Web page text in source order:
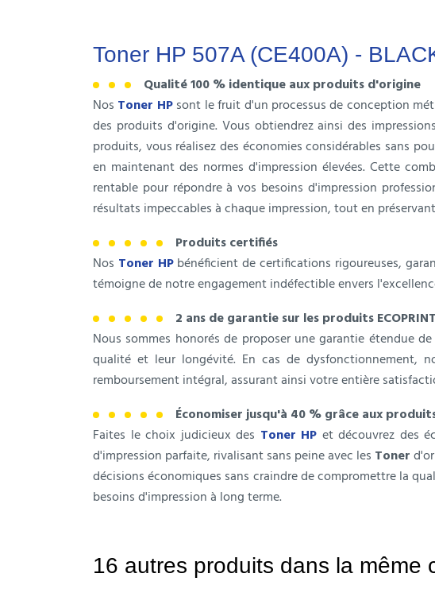
Toner HP 507A (CE400A) -
Qualité 100 % identique aux produits d'origine
Nos Toner HPsont le fruit d'un processus de conception
des produits d'origine. Vous obtiendrez ainsi des
produits, vous réalisez des économies considérables sans
en maintenant des normes d'impression élevées. Cette
rentable pour répondre à vos besoins d'impression
résultats impeccables à chaque impression, tout en
Produits certifiés
Nos Toner HPbénéficient de certifications rigoureuses,
témoigne de notre engagement indéfectible envers
2 ans de garantie sur les produits ECOPRINT
Nous sommes honorés de proposer une garantie étendue
qualité et leur longévité. En cas de dysfonctionnement,
remboursement intégral, assurant ainsi votre entière
Économiser jusqu'à 40 % grâce aux produits
Faites le choix judicieux des Toner HP et découvrez des
d'impression parfaite, rivalisant sans peine avec les Toner
décisions économiques sans craindre de compromettre la
besoins d'impression à long terme.
16 autres produits dans la même